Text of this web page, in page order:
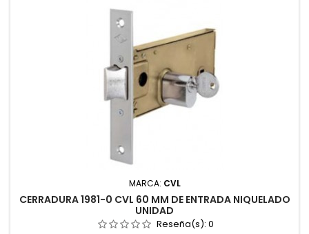
MARCA: CVL
CERRADURA 1981-0 CVL 60 MM DE ENTRADA NIQUELADO
UNIDAD
Reseña(s): 0